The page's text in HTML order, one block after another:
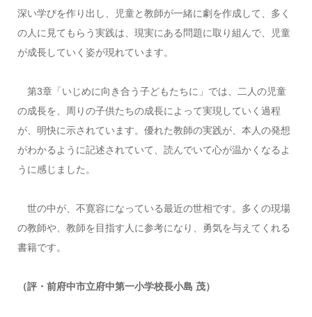
深い学びを作り出し、児童と教師が一緒に劇を作成して、多く
の人に見てもらう実践は、現実にある問題に取り組んで、児童
が成長していく姿が現れています。
第3章「いじめに向き合う子どもたちに」では、二人の児童
の成長を、周りの子供たちの成長によって実現していく過程
が、明快に示されています。優れた教師の実践が、本人の発想
がわかるように記述されていて、読んでいて心が温かくなるよ
うに感じました。
世の中が、不寛容になっている最近の世相です。多くの現場
の教師や、教師を目指す人に参考になり、勇気を与えてくれる
書籍です。
（評・前府中市立府中第一小学校長小島 茂）